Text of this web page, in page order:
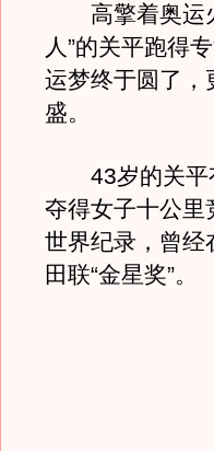
高擎着奥运火
人”的关平跑得
运梦终于圆了，
盛。
43岁的关平
夺得女子十公里
世界纪录，曾经
田联“金星奖”。